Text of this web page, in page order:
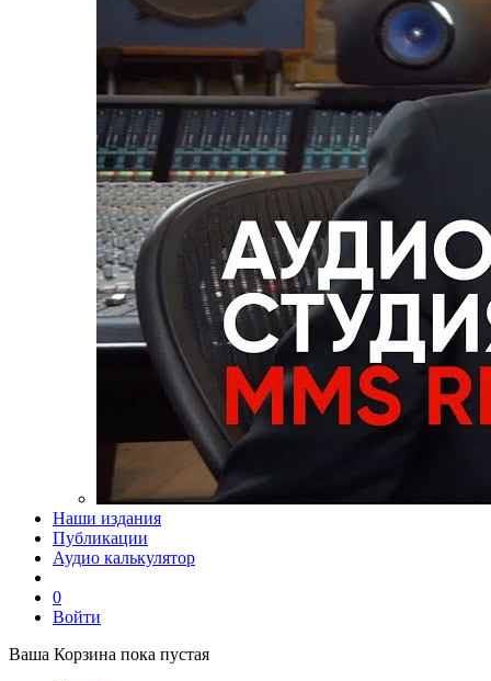
Наши издания
Публикации
Аудио калькулятор
0
Войти
Ваша Корзина пока пустая